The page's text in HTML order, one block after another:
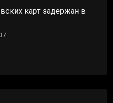
карт задержан в